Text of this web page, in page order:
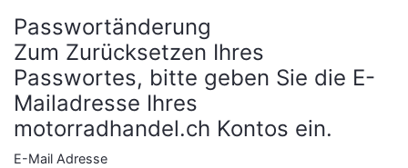
Passwortänderung
Zum Zurücksetzen Ihres
Passwortes, bitte geben Sie die E-
Mailadresse Ihres
motorradhandel.ch Kontos ein.
E-Mail Adresse